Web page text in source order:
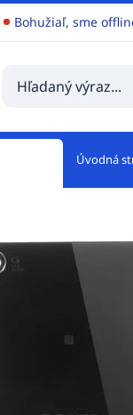
Bohužiaľ, sme
Úvodná